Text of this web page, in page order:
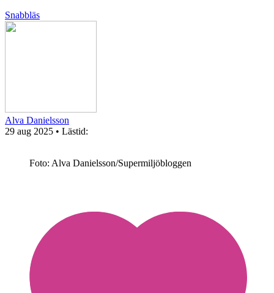
Snabbläs
Alva Danielsson
29 aug 2025 • Lästid:
Foto: Alva Danielsson/Supermiljöbloggen